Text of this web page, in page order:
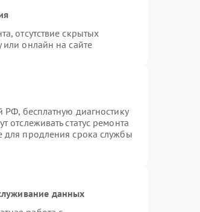
отсутствие скрытых
или онлайн на сайте
РФ, бесплатную диагностику
статус ремонта
для продления срока службы
данных